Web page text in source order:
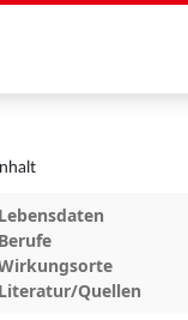
Lebensdaten
Berufe
Literatur/Quellen